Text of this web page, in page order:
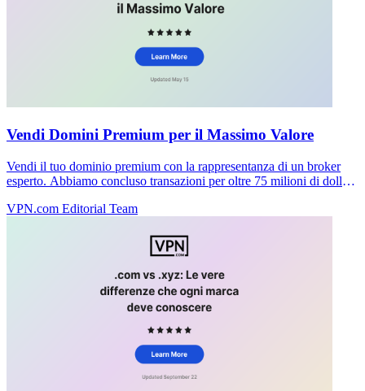
Vendi Domini Premium per il Massimo Valore
Vendi il tuo dominio premium con la rappresentanza di un broker
esperto. Abbiamo concluso transazioni per oltre 75 milioni di dollari
VPN.com Editorial Team